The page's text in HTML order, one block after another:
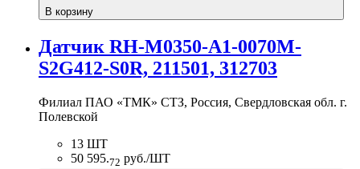
В корзину
Датчик RH-M0350-A1-0070M-
S2G412-S0R, 211501, 312703
Филиал ПАО «ТМК» СТЗ, Россия, Свердловская обл. г.
Полевской
13 ШТ
50 595.72 руб./ШТ